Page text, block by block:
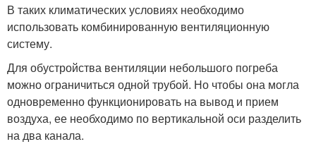
В таких климатических условиях необходимо
использовать комбинированную вентиляционную
систему.
Для обустройства вентиляции небольшого погреба
можно ограничиться одной трубой. Но чтобы она могла
одновременно функционировать на вывод и прием
воздуха, ее необходимо по вертикальной оси разделить
на два канала.